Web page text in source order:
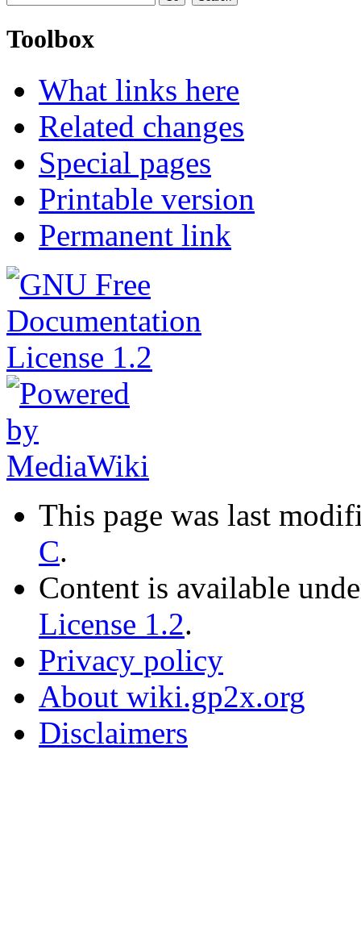
Toolbox
What links here
Related changes
Special pages
Printable version
Permanent link
This page was last
C.
Content is available
License 1.2.
Privacy policy
About wiki.gp2x.org
Disclaimers